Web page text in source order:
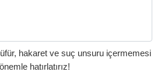
hakaret ve suç unsuru içermemesi
hatırlatırız!